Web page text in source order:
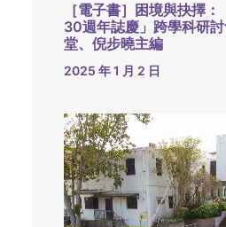
［電子書］困境與抉擇
30週年誌慶」跨學科研
堂、倪步曉主編
2025 年 1 月 2 日